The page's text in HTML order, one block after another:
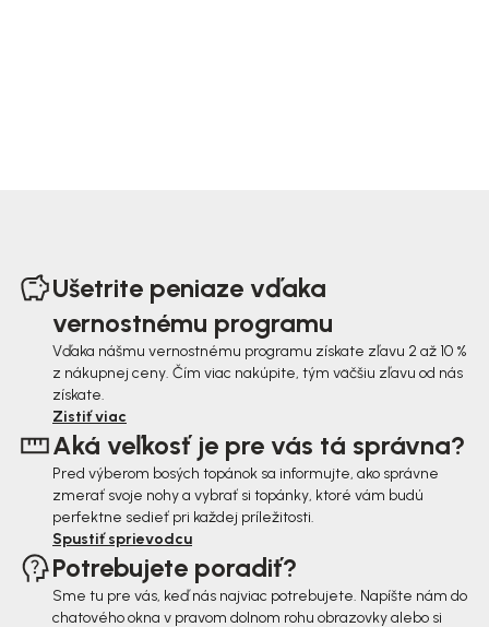
Ušetrite peniaze vďaka
vernostnému programu
Vďaka nášmu vernostnému programu získate zľavu 2 až 10 %
z nákupnej ceny. Čím viac nakúpite, tým väčšiu zľavu od nás
získate.
Zistiť viac
Aká veľkosť je pre vás tá správna?
Pred výberom bosých topánok sa informujte, ako správne
zmerať svoje nohy a vybrať si topánky, ktoré vám budú
perfektne sedieť pri každej príležitosti.
Spustiť sprievodcu
Potrebujete poradiť?
Sme tu pre vás, keď nás najviac potrebujete. Napíšte nám do
chatového okna v pravom dolnom rohu obrazovky alebo si